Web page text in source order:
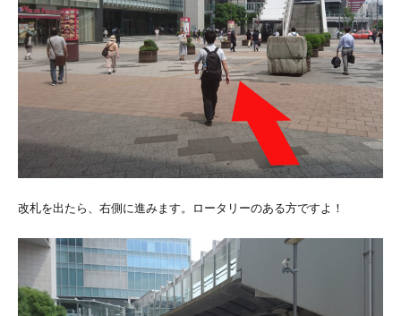
改札を出たら、右側に進みます。ロータリーのある方ですよ！